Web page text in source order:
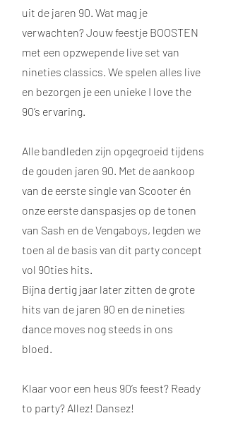
uit de jaren 90. Wat mag je
verwachten? Jouw feestje BOOSTEN
met een opzwepende live set van
nineties classics. We spelen alles live
en bezorgen je een unieke I love the
90’s ervaring.
Alle bandleden zijn opgegroeid tijdens
de gouden jaren 90. Met de aankoop
van de eerste single van Scooter én
onze eerste danspasjes op de tonen
van Sash en de Vengaboys, legden we
toen al de basis van dit party concept
vol 90ties hits.
Bijna dertig jaar later zitten de grote
hits van de jaren 90 en de nineties
dance moves nog steeds in ons
bloed.
Klaar voor een heus 90’s feest? Ready
to party? Allez! Dansez!